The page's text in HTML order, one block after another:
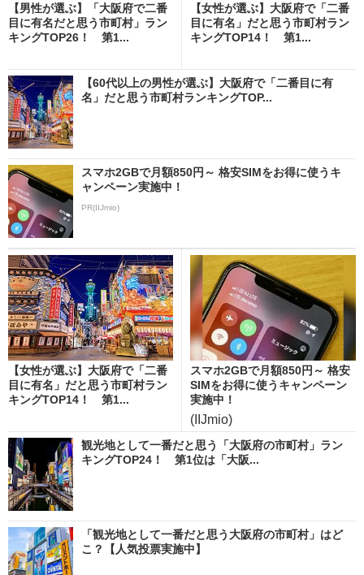
【男性が選ぶ】「大阪府で二番
目に有名だと思う市町村」ラン
キングTOP26！ 第1...
【女性が選ぶ】大阪府で「二番
目に有名」だと思う市町村ラン
キングTOP14！ 第1...
【60代以上の男性が選ぶ】大阪府で「二番目に有
名」だと思う市町村ランキングTOP...
スマホ2GBで月額850円～ 格安SIMをお得に使うキ
ャンペーン実施中！
PR(IIJmio)
【女性が選ぶ】大阪府で「二番
目に有名」だと思う市町村ラン
キングTOP14！ 第1...
スマホ2GBで月額850円～ 格安
SIMをお得に使うキャンペーン
実施中！
(IIJmio)
観光地として一番だと思う「大阪府の市町村」ラン
キングTOP24！ 第1位は「大阪...
「観光地として一番だと思う大阪府の市町村」はど
こ？【人気投票実施中】